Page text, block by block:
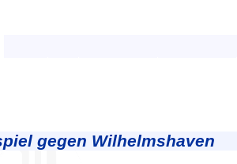
gegen Wilhelmshaven